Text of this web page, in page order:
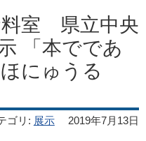
料室 県立中央
「本でであ
にゅうる
ゴリ : 展示 2019年7月13日